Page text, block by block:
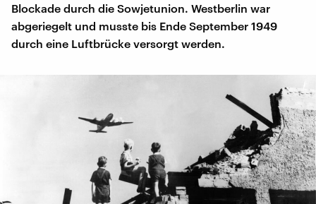
Blockade durch die Sowjetunion. Westberlin war
abgeriegelt und musste bis Ende September 1949
durch eine Luftbrücke versorgt werden.